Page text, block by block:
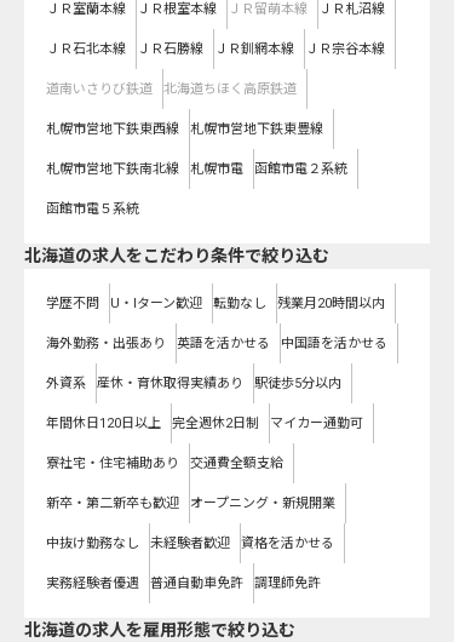
ＪＲ室蘭本線 ＪＲ根室本線 ＪＲ留萌本線 ＪＲ札沼線
ＪＲ石北本線 ＪＲ石勝線 ＪＲ釧網本線 ＪＲ宗谷本線
道南いさりび鉄道 北海道ちほく高原鉄道
札幌市営地下鉄東西線 札幌市営地下鉄東豊線
札幌市営地下鉄南北線 札幌市電 函館市電２系統
函館市電５系統
北海道の求人をこだわり条件で絞り込む
学歴不問 U・Iターン歓迎 転勤なし 残業月20時間以内
海外勤務・出張あり 英語を活かせる 中国語を活かせる
外資系 産休・育休取得実績あり 駅徒歩5分以内
年間休日120日以上 完全週休2日制 マイカー通勤可
寮社宅・住宅補助あり 交通費全額支給
新卒・第二新卒も歓迎 オープニング・新規開業
中抜け勤務なし 未経験者歓迎 資格を活かせる
実務経験者優遇 普通自動車免許 調理師免許
北海道の求人を雇用形態で絞り込む